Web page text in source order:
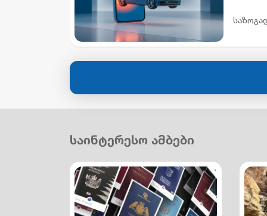
საინტერესო ამბები